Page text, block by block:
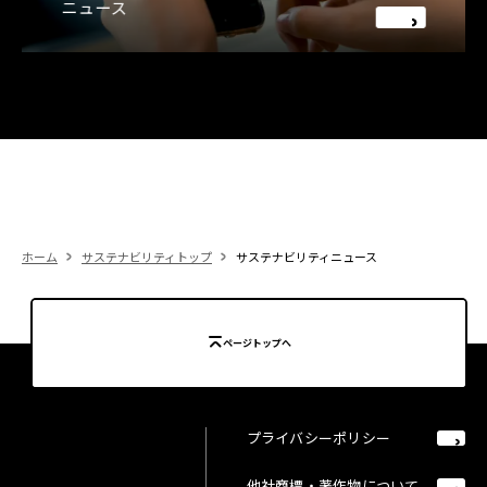
ニュース
ホーム サステナビリティトップ サステナビリティニュース
ページトップへ
プライバシーポリシー